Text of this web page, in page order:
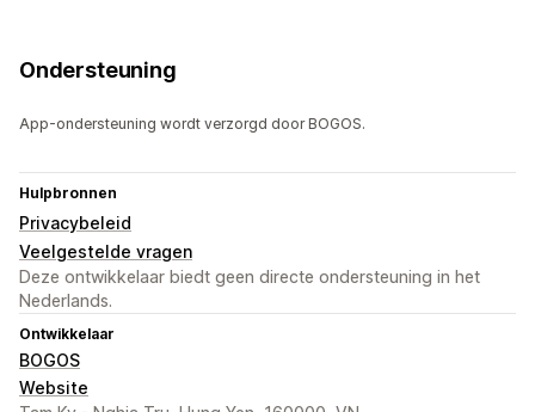
Ondersteuning
App-ondersteuning wordt verzorgd door BOGOS.
Hulpbronnen
Privacybeleid
Veelgestelde vragen
Deze ontwikkelaar biedt geen directe ondersteuning in het
Nederlands.
Ontwikkelaar
BOGOS
Website